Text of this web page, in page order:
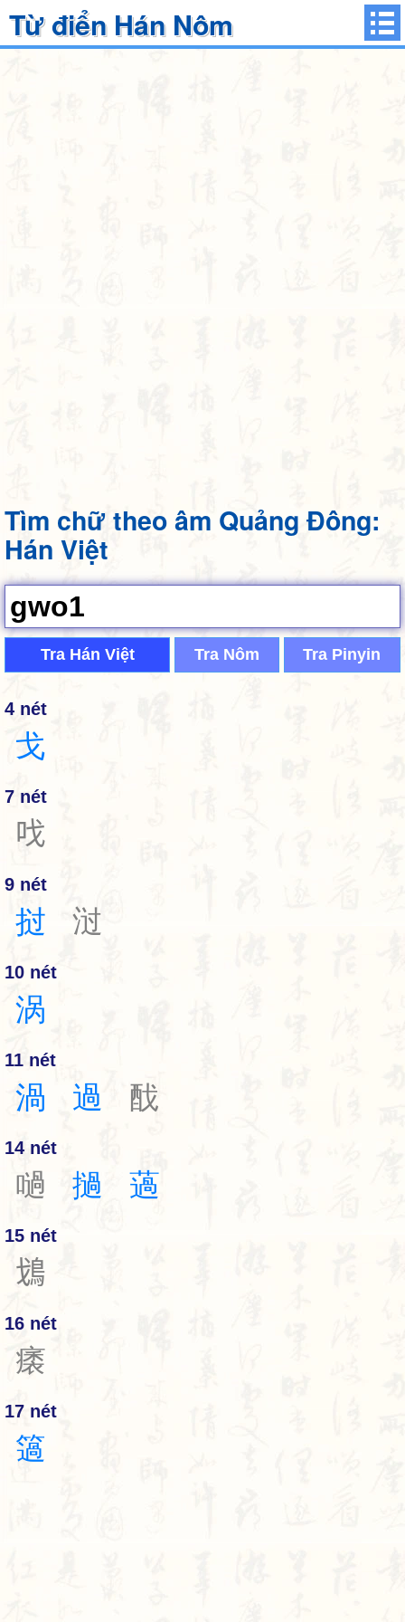
Từ điển Hán Nôm
Tìm chữ theo âm Quảng Đông:
Hán Việt
Tra Hán Việt Tra Nôm Tra Pinyin
4 nét
戈
7 nét
𠯫
9 nét
挝 㳡
10 nét
涡
11 nét
渦 過 䣬
14 nét
㗻 撾 薖
15 nét
𩾷
16 nét
㿆
17 nét
簻